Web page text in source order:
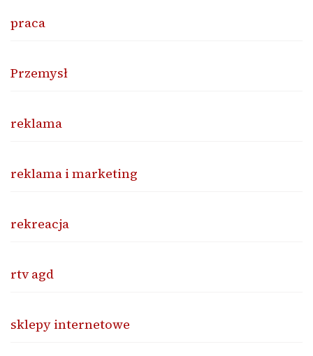
praca
Przemysł
reklama
reklama i marketing
rekreacja
rtv agd
sklepy internetowe